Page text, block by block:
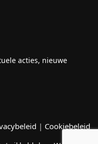
acties, nieuwe
| Cookiebeleid